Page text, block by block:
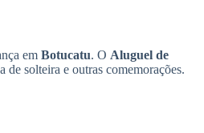
em Botucatu. O Aluguel de
solteira e outras comemorações.